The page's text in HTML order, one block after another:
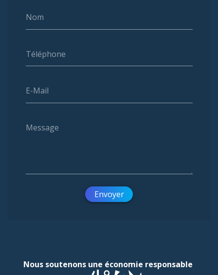
Nom
Téléphone
E-Mail
Message
Envoyer
Nous soutenons une économie responsable